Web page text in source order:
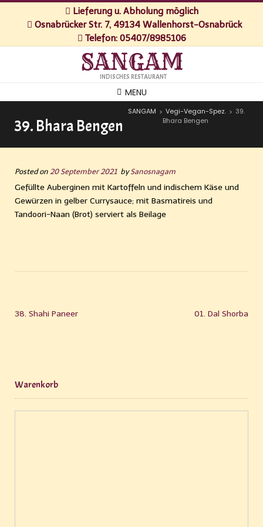
Lieferung u. Abholung möglich
Osnabrücker Str. 7, 49134 Wallenhorst-Osnabrück
Telefon: 05407/8985106
SANGAM
INDISCHES RESTAURANT
MENU
39. Bhara Bengen
SANGAM > Vegi-Vegan-Spez. > 39.
Bhara Bengen
Posted on 20 September 2021 bySanosnagam
Gefüllte Auberginen mit Kartoffeln und indischem Käse und
Gewürzen in gelber Currysauce; mit Basmatireis und
Tandoori-Naan (Brot) serviert als Beilage
38. Shahi Paneer 01. Dal Shorba
Warenkorb